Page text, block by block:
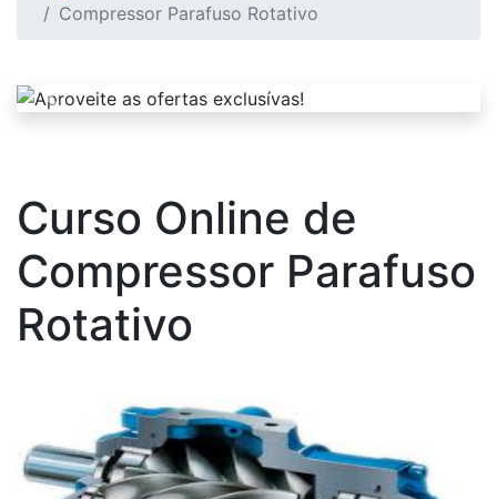
Compressor Parafuso Rotativo
Curso Online de
Compressor Parafuso
Rotativo